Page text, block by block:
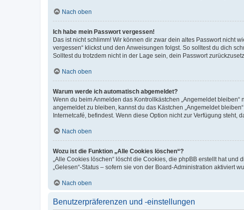
Nach oben
Ich habe mein Passwort vergessen!
Das ist nicht schlimm! Wir können dir zwar dein altes Passwort nicht
vergessen“ klickst und den Anweisungen folgst. So solltest du dich
Solltest du trotzdem nicht in der Lage sein, dein Passwort
Nach oben
Warum werde ich automatisch abgemeldet?
Wenn du beim Anmelden das Kontrollkästchen „Angemeldet
angemeldet zu bleiben, kannst du das Kästchen „Angemeldet
Internetcafé, befindest. Wenn diese Option nicht zur Verfügung steht,
Nach oben
Wozu ist die Funktion „Alle Cookies löschen“?
„Alle Cookies löschen“ löscht die Cookies, die phpBB erstellt hat
„Gelesen“-Status – sofern sie von der Board-Administration aktiviert
Nach oben
Benutzerpräferenzen und -einstellungen